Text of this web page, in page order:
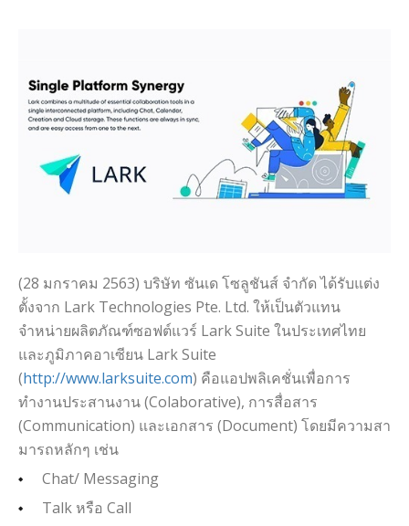
(28 มกราคม 2563) บริษัท ซันเด โซลูชันส์ จำกัด ได้รับแต่ง
ตั้งจาก Lark Technologies Pte. Ltd. ให้เป็นตัวแทน
จำหน่ายผลิตภัณฑ์ซอฟต์แวร์ Lark Suite ในประเทศไทย
และภูมิภาคอาเซียน Lark Suite
(http://www.larksuite.com) คือแอปพลิเคชั่นเพื่อการ
ทำงานประสานงาน (Colaborative), การสื่อสาร
(Communication) และเอกสาร (Document) โดยมีความสา
มารถหลักๆ เช่น
Chat/ Messaging
Talk หรือ Call